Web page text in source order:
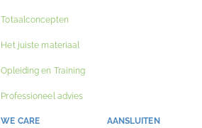
Totaalconcepten
Het juiste materiaal
Opleiding en Training
Professioneel advies
WE CARE AANSLUITEN